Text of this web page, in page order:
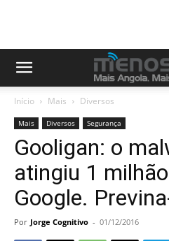
Início Mais Diversos
Mais Diversos Segurança
Gooligan: o
atingiu 1
Google.
Por Jorge Cognitivo - 01/12/2016